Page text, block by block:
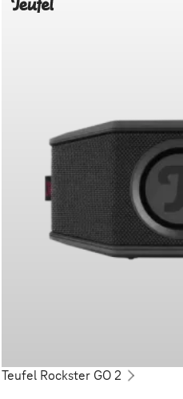
Teufel Rockster GO 2